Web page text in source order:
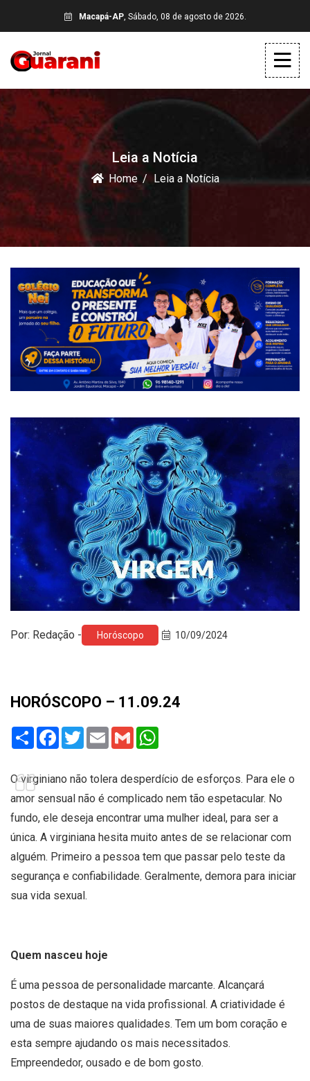
Macapá-AP, Sábado, 08 de agosto de 2026.
Leia a Notícia
Home Leia a Notícia
Por: Redação - Horóscopo 10/09/2024
HORÓSCOPO – 11.09.24
Share Facebook
TwitterEmail Gmail
O virginiano não tolera desperdício de esforços. Para ele o
amor sensual não é complicado nem tão espetacular. No
fundo, ele deseja encontrar uma mulher ideal, para ser a
única. A virginiana hesita muito antes de se relacionar com
alguém. Primeiro a pessoa tem que passar pelo teste da
segurança e confiabilidade. Geralmente, demora para iniciar
sua vida sexual.
Quem nasceu hoje
É uma pessoa de personalidade marcante. Alcançará
postos de destaque na vida profissional. A criatividade é
uma de suas maiores qualidades. Tem um bom coração e
esta sempre ajudando os mais necessitados.
Empreendedor, ousado e de bom gosto.